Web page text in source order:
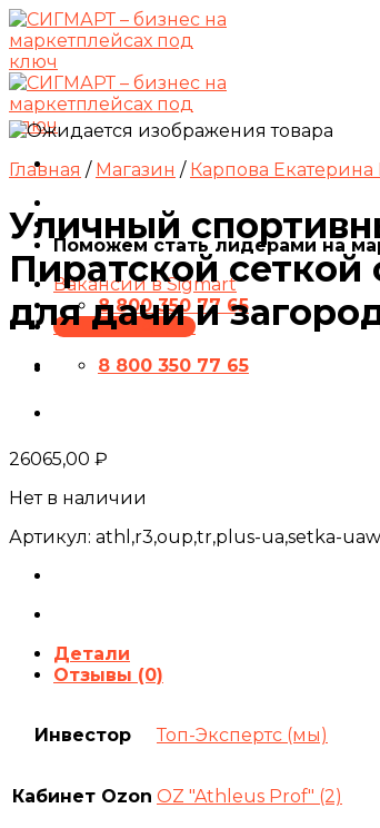
Skip
to
content
Поможем стать лидерами на
Вакансии в Sigmart
8 800 350 77 65
ПРЕЗЕНТАЦИЯ
8 800 350 77 65
Главная / Магазин / Карпова Екатерина
Уличный
Пиратской
для дачи и
26065,00 ₽
Нет в наличии
Артикул: athl,r3,oup,tr,plus-ua,setka-
Детали
Отзывы (0)
Инвестор Топ-Экспертс (мы)
Кабинет Ozon OZ "Athleus Prof" (2)